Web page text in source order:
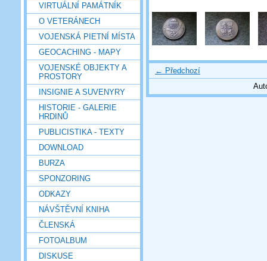
VIRTUÁLNÍ PAMÁTNÍK
O VETERÁNECH
VOJENSKÁ PIETNÍ MÍSTA
GEOCACHING - MAPY
VOJENSKÉ OBJEKTY A
PROSTORY
INSIGNIE A SUVENYRY
HISTORIE - GALERIE
HRDINŮ
PUBLICISTIKA - TEXTY
DOWNLOAD
BURZA
SPONZORING
ODKAZY
NÁVŠTĚVNÍ KNIHA
ČLENSKÁ
FOTOALBUM
DISKUSE
← Předchozí